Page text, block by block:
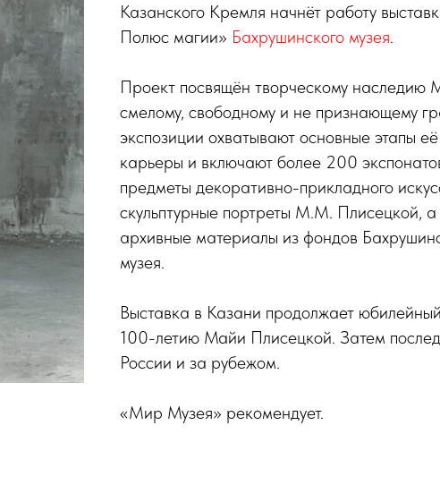
Казанского Кремля начнёт работу
Полюс магии» Бахрушинского музея.
Проект посвящён творческому
смелому, свободному и не признающему
экспозиции охватывают основные этапы
карьеры и включают более 200
предметы декоративно-прикладного
скульптурные портреты М.М. Плисецкой,
архивные материалы из фондов
музея.
Выставка в Казани продолжает
100-летию Майи Плисецкой. Затем
России и за рубежом.
«Мир Музея» рекомендует.